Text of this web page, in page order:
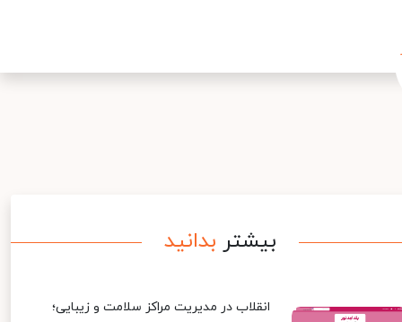
بیشتر بدانید
انقلاب در مدیریت مراکز سلامت و زیبایی؛